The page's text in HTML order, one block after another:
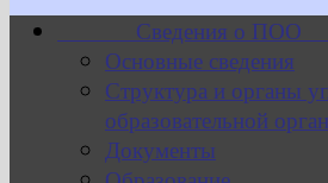
Сведения о ПОО
Основные сведения
Структура и органы
образовательной
Документы